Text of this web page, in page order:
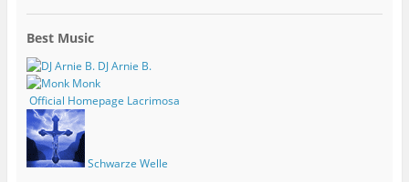
Best Music
DJ Arnie B.
Monk
Official Homepage Lacrimosa
Schwarze Welle